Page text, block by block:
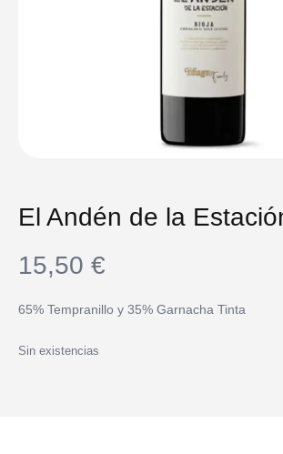
El Andén de la
15,50 €
65% Tempranillo y 35% Garnacha Tinta
Sin existencias